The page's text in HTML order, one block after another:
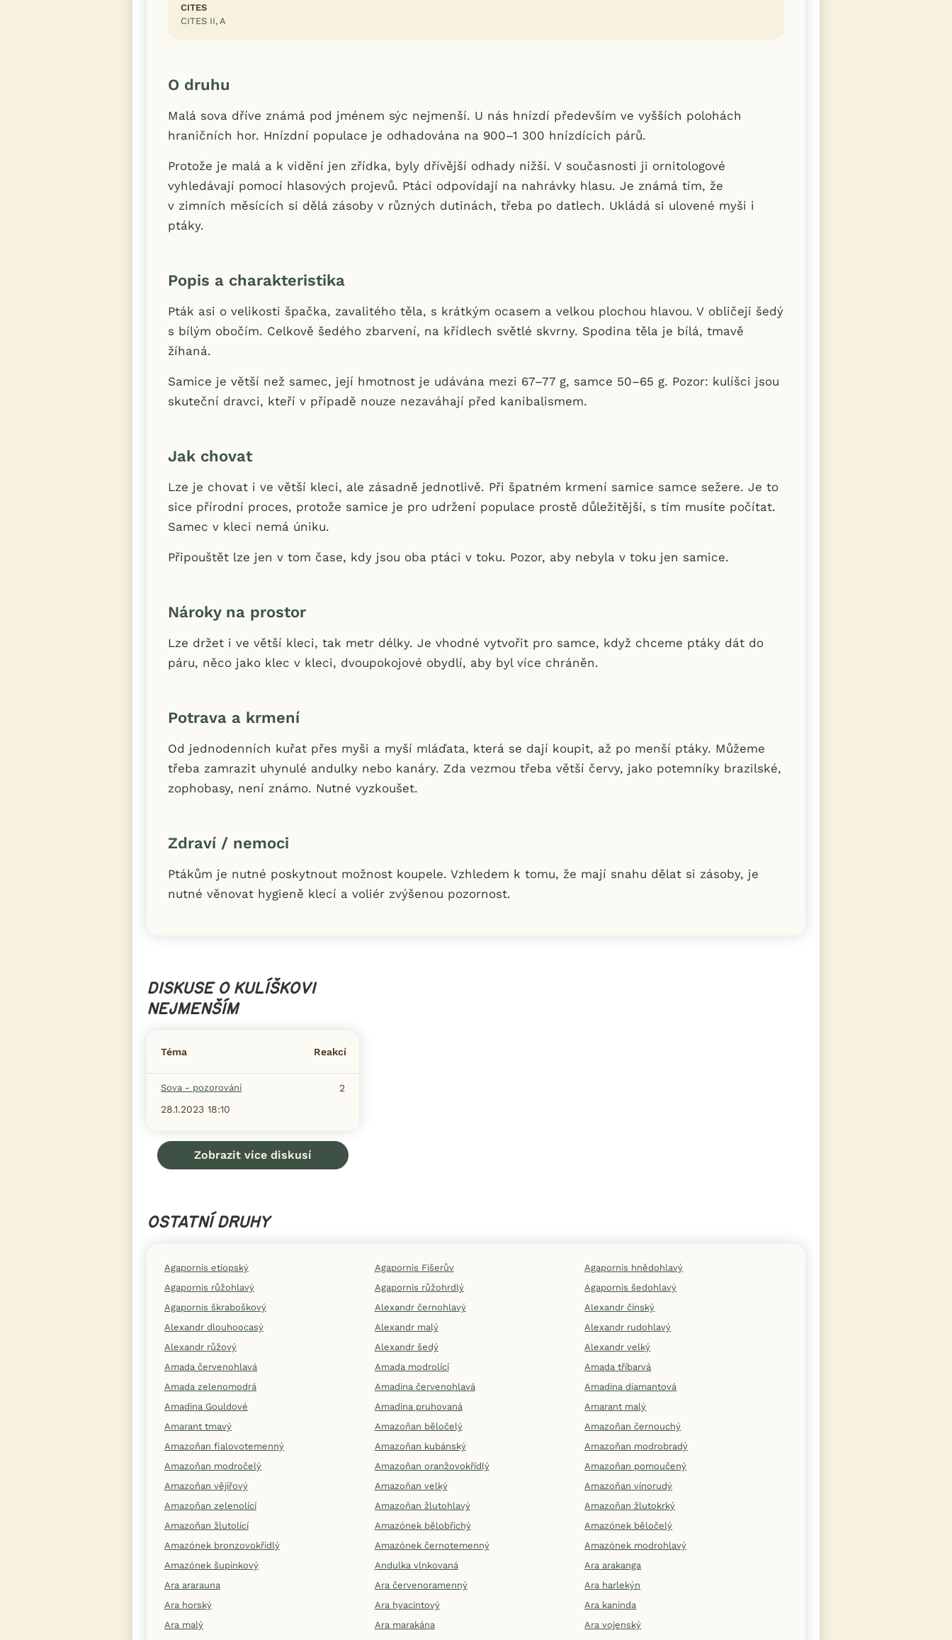
CITES
CITES II, A
O druhu
Malá sova dříve známá pod jménem sýc nejmenší. U nás hnízdí především ve vyšších polohách
hraničních hor. Hnízdní populace je odhadována na 900–1 300 hnízdících párů.
Protože je malá a k vidění jen zřídka, byly dřívější odhady nižší. V současnosti ji ornitologové
vyhledávají pomocí hlasových projevů. Ptáci odpovídají na nahrávky hlasu. Je známá tím, že
v zimních měsících si dělá zásoby v různých dutinách, třeba po datlech. Ukládá si ulovené myši i
ptáky.
Popis a charakteristika
Pták asi o velikosti špačka, zavalitého těla, s krátkým ocasem a velkou plochou hlavou. V obličeji šedý
s bílým obočím. Celkově šedého zbarvení, na křídlech světlé skvrny. Spodina těla je bílá, tmavě
žíhaná.
Samice je větší než samec, její hmotnost je udávána mezi 67–77 g, samce 50–65 g. Pozor: kulíšci jsou
skuteční dravci, kteří v případě nouze nezaváhají před kanibalismem.
Jak chovat
Lze je chovat i ve větší kleci, ale zásadně jednotlivě. Při špatném krmení samice samce sežere. Je to
sice přírodní proces, protože samice je pro udržení populace prostě důležitější, s tím musíte počítat.
Samec v kleci nemá úniku.
Připouštět lze jen v tom čase, kdy jsou oba ptáci v toku. Pozor, aby nebyla v toku jen samice.
Nároky na prostor
Lze držet i ve větší kleci, tak metr délky. Je vhodné vytvořit pro samce, když chceme ptáky dát do
páru, něco jako klec v kleci, dvoupokojové obydlí, aby byl více chráněn.
Potrava a krmení
Od jednodenních kuřat přes myši a myší mláďata, která se dají koupit, až po menší ptáky. Můžeme
třeba zamrazit uhynulé andulky nebo kanáry. Zda vezmou třeba větší červy, jako potemníky brazilské,
zophobasy, není známo. Nutné vyzkoušet.
Zdraví / nemoci
Ptákům je nutné poskytnout možnost koupele. Vzhledem k tomu, že mají snahu dělat si zásoby, je
nutné věnovat hygieně klecí a voliér zvýšenou pozornost.
DISKUSE O KULÍŠKOVI
NEJMENŠÍM
Téma Reakcí
Sova - pozorování
2
28.1.2023 18:10
Zobrazit více diskusí
OSTATNÍ DRUHY
Agapornis etiopský Agapornis Fišerův
Agapornis hnědohlavý
Agapornis růžohlavý
Agapornis růžohrdlý
Agapornis šedohlavý
Agapornis škraboškový
Alexandr černohlavý
Alexandr čínský
Alexandr dlouhoocasý
Alexandr malý
Alexandr rudohlavý
Alexandr růžový
Alexandr šedý
Alexandr velký
Amada červenohlavá
Amada modrolící
Amada tříbarvá
Amada zelenomodrá
Amadina červenohlavá
Amadina diamantová
Amadina Gouldové
Amadina pruhovaná
Amarant malý
Amarant tmavý
Amazoňan běločelý
Amazoňan černouchý
Amazoňan fialovotemenný
Amazoňan kubánský
Amazoňan modrobradý
Amazoňan modročelý
Amazoňan oranžovokřídlý
Amazoňan pomoučený
Amazoňan vějířový
Amazoňan velký
Amazoňan vínorudý
Amazoňan zelenolící
Amazoňan žlutohlavý
Amazoňan žlutokrký
Amazoňan žlutolící
Amazónek bělobřichý
Amazónek běločelý
Amazónek bronzovokřídlý
Amazónek černotemenný
Amazónek modrohlavý
Amazónek šupinkový
Andulka vlnkovaná
Ara arakanga
Ara ararauna
Ara červenoramenný
Ara harlekýn
Ara horský
Ara hyacintový
Ara kaninda
Ara malý
Ara marakána
Ara vojenský